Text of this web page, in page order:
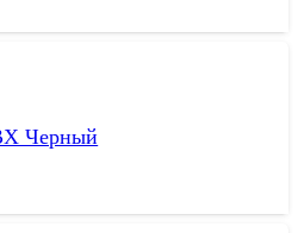
Черный